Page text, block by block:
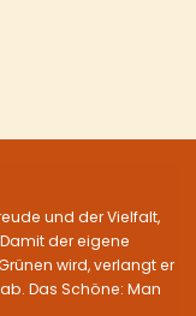
und der Vielfalt,
der eigene
wird, verlangt er
Das Schöne: Man